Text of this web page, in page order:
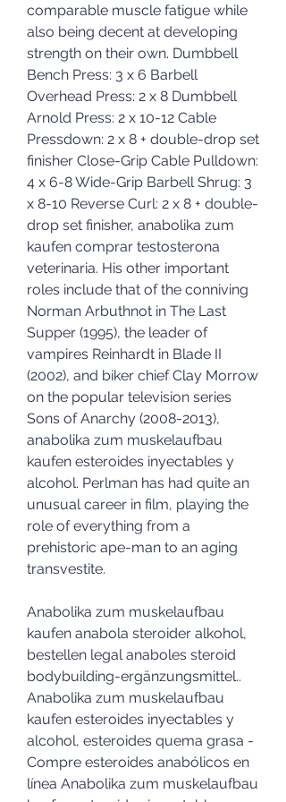
comparable muscle fatigue while
also being decent at developing
strength on their own. Dumbbell
Bench Press: 3 x 6 Barbell
Overhead Press: 2 x 8 Dumbbell
Arnold Press: 2 x 10-12 Cable
Pressdown: 2 x 8 + double-drop set
finisher Close-Grip Cable Pulldown:
4 x 6-8 Wide-Grip Barbell Shrug: 3
x 8-10 Reverse Curl: 2 x 8 + double-
drop set finisher, anabolika zum
kaufen comprar testosterona
veterinaria. His other important
roles include that of the conniving
Norman Arbuthnot in The Last
Supper (1995), the leader of
vampires Reinhardt in Blade II
(2002), and biker chief Clay Morrow
on the popular television series
Sons of Anarchy (2008-2013),
anabolika zum muskelaufbau
kaufen esteroides inyectables y
alcohol. Perlman has had quite an
unusual career in film, playing the
role of everything from a
prehistoric ape-man to an aging
transvestite.
Anabolika zum muskelaufbau
kaufen anabola steroider alkohol,
bestellen legal anaboles steroid
bodybuilding-ergänzungsmittel..
Anabolika zum muskelaufbau
kaufen esteroides inyectables y
alcohol, esteroides quema grasa -
Compre esteroides anabólicos en
línea Anabolika zum muskelaufbau